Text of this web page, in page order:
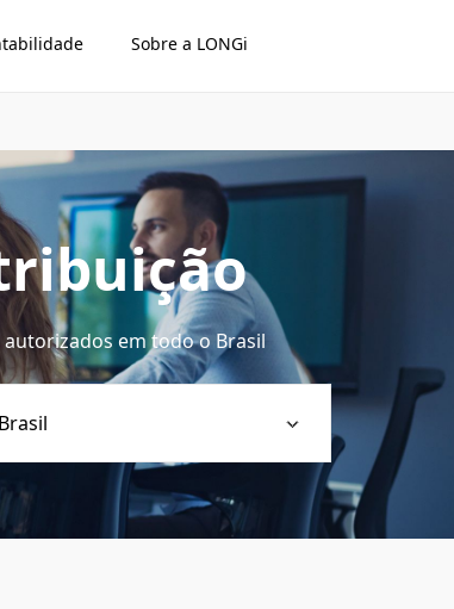
Sobre a LONGi
em todo o Brasil